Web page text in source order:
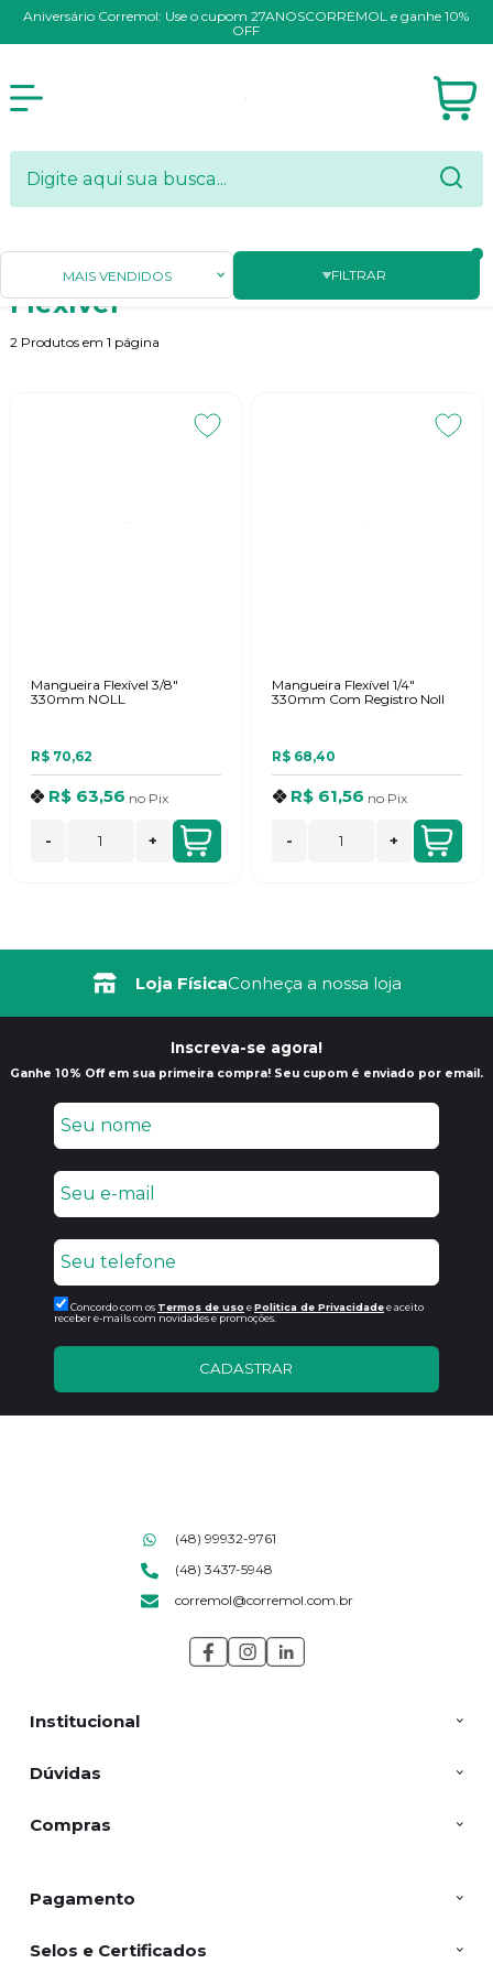
Aniversário Corremol: Use o cupom 27ANOSCORREMOL e ganhe 10%
OFF
Página Inicial MANGUEIRAS Flexível
Flexível
2 Produtos em 1 página
FILTRAR
MAIS VENDIDOS
Mangueira Flexível 3/8"
330mm NOLL
R$ 70,62
R$ 63,56 no Pix
- +
Mangueira Flexível 1/4"
330mm Com Registro Noll
R$ 68,40
R$ 61,56 no Pix
- +
Loja FísicaConheça a nossa loja
Inscreva-se agora!
Ganhe 10% Off em sua primeira compra! Seu cupom é enviado por email.
Concordo com os Termos de uso ePolitica de Privacidadee aceito
receber e-mails com novidades e promoções.
CADASTRAR
Institucional
Dúvidas
Compras
(48) 99932-9761
(48) 3437-5948
corremol@corremol.com.br
Pagamento
Selos e Certificados